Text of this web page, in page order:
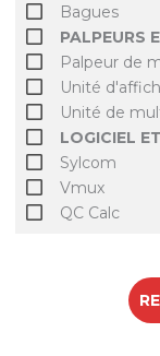
Bagues
PALPEURS
Palpeur de
Unité
Unité de
LOGICIEL
Sylcom
Vmux
QC Calc